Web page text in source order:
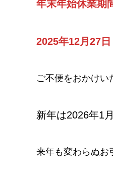
年末年始休業期
2025年12月27日
ご不便をおかけい
新年は2026年1
来年も変わらぬお